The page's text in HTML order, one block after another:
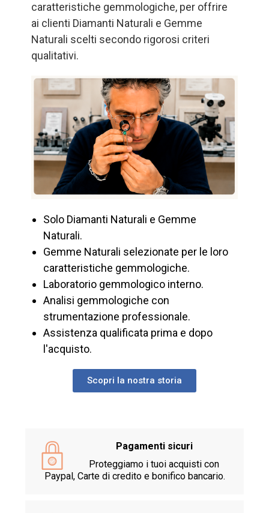
caratteristiche gemmologiche, per offrire
ai clienti Diamanti Naturali e Gemme
Naturali scelti secondo rigorosi criteri
qualitativi.
Solo Diamanti Naturali e Gemme
Naturali.
Gemme Naturali selezionate per le loro
caratteristiche gemmologiche.
Laboratorio gemmologico interno.
Analisi gemmologiche con
strumentazione professionale.
Assistenza qualificata prima e dopo
l'acquisto.
Scopri la nostra storia
Pagamenti sicuri
Proteggiamo i tuoi acquisti con
Paypal, Carte di credito e bonifico bancario.